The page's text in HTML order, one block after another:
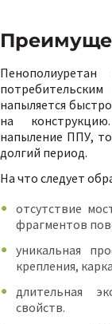
напыляется
на
напыление ППУ,
долгий период.
На что следует
отсутствие
фрагментов
уникальная
крепления,
длительная
свойств.